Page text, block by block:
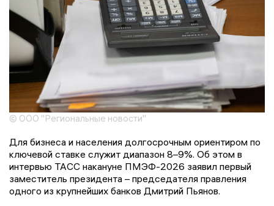
© ООО "Региональные новости"
Для бизнеса и населения долгосрочным ориентиром по
ключевой ставке служит диапазон 8–9%. Об этом в
интервью ТАСС накануне ПМЭФ-2026 заявил первый
заместитель президента – председателя правления
одного из крупнейших банков Дмитрий Пьянов.